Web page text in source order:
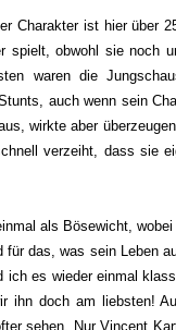
Charakter ist hier über
obwohl sie noch
waren die
auch wenn sein
wirkte aber
verzeiht, dass sie
als Bösewicht,
das, was sein Leben
es wieder einmal
ihn doch am liebsten!
sehen. Nur Vincent